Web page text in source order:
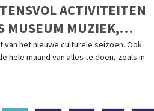
ACTIVITEITEN
MUSEUM MUZIEK,
EEN KIJKJE IN DE
van het nieuwe culturele seizoen. Ook
hele maand van alles te doen, zoals in